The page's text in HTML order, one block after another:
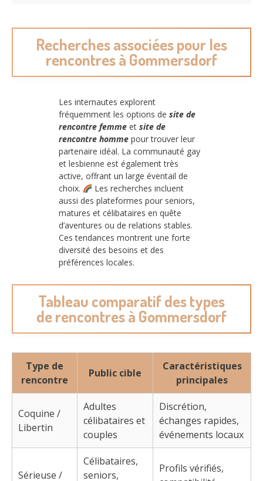
Recherches associées pour les
rencontres à Gommersdorf
Les internautes explorent
fréquemment les options de site de
rencontre femme et site de
rencontre homme pour trouver leur
partenaire idéal. La communauté gay
et lesbienne est également très
active, offrant un large éventail de
choix.
Les recherches incluent
aussi des plateformes pour seniors,
matures et célibataires en quête
d’aventures ou de relations stables.
Ces tendances montrent une forte
diversité des besoins et des
préférences locales.
Tableau comparatif des types
de rencontres à Gommersdorf
Type de
rencontre
Public cible
Caractéristiques
principales
Coquine /
Libertin
Adultes
célibataires et
couples
Discrétion,
échanges rapides,
événements locaux
Sérieuse /
Célibataires,
seniors,
Profils vérifiés,